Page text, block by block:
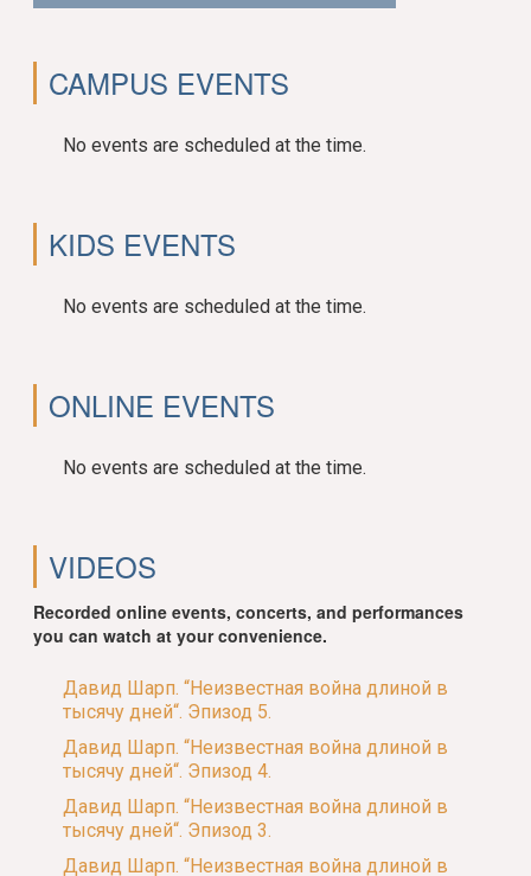
CAMPUS EVENTS
No events are scheduled at the time.
KIDS EVENTS
No events are scheduled at the time.
ONLINE EVENTS
No events are scheduled at the time.
VIDEOS
Recorded online events, concerts, and performances
you can watch at your convenience.
Давид Шарп. “Неизвестная война длиной в
тысячу дней“. Эпизод 5.
Давид Шарп. “Неизвестная война длиной в
тысячу дней“. Эпизод 4.
Давид Шарп. “Неизвестная война длиной в
тысячу дней“. Эпизод 3.
Давид Шарп. “Неизвестная война длиной в